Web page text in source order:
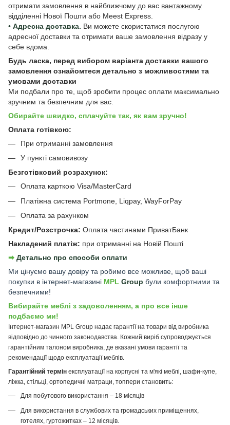
отримати замовлення в найближчому до вас вантажному
відділенні Нової Пошти або Meest Express.
• Адресна доставка. Ви можете скористатися послугою
адресної доставки та отримати ваше замовлення відразу у
себе вдома.
Будь ласка, перед вибором варіанта доставки вашого
замовлення ознайомтеся детально з можливостями та
умовами доставки
Ми подбали про те, щоб зробити процес оплати максимально
зручним та безпечним для вас.
Обирайте швидко, сплачуйте так, як вам зручно!
Оплата готівкою:
При отриманні замовлення
У пункті самовивозу
Безготівковий розрахунок:
Оплата карткою Visa/MasterCard
Платіжна система Portmone, Liqpay, WayForPay
Оплата за рахунком
Кредит/Розстрочка: Оплата частинами ПриватБанк
Накладений платіж: при отриманні на Новій Пошті
➡︎ Детально про способи оплати
Ми цінуємо вашу довіру та робимо все можливе, щоб ваші
покупки в інтернет-магазині MPL Group були комфортними та
безпечними!
Вибирайте меблі з задоволенням, а про все інше
подбаємо ми!
Інтернет-магазин MPL Group надає гарантії на товари від виробника
відповідно до чинного законодавства. Кожний виріб супроводжується
гарантійним талоном виробника, де вказані умови гарантії та
рекомендації щодо експлуатації меблів.
Гарантійний термін експлуатації на корпусні та м'які меблі, шафи-купе,
ліжка, стільці, ортопедичні матраци, топпери становить:
Для побутового використання – 18 місяців
Для використання в службових та громадських приміщеннях,
готелях, гуртожитках – 12 місяців.